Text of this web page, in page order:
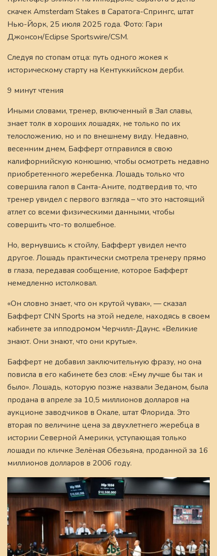
скачек Amsterdam Stakes в Саратога-Спрингс, штат
Нью-Йорк, 25 июля 2025 года. Фото: Гари
Джонсон/Eclipse Sportswire/CSM.
Следуя по стопам отца: путь одного жокея к
историческому старту на Кентуккийском дерби.
9 минут чтения
Иными словами, тренер, включенный в Зал славы,
знает толк в хороших лошадях, не только по их
телосложению, но и по внешнему виду. Недавно,
весенним днем, Бафферт отправился в свою
калифорнийскую конюшню, чтобы осмотреть недавно
приобретенного жеребенка. Лошадь только что
совершила галоп в Санта-Аните, подтвердив то, что
тренер увидел с первого взгляда – что это настоящий
атлет со всеми физическими данными, чтобы
совершить что-то волшебное.
Но, вернувшись к стойлу, Бафферт увидел нечто
другое. Лошадь практически смотрела тренеру прямо
в глаза, передавая сообщение, которое Бафферт
немедленно истолковал.
«Он словно знает, что он крутой чувак», — сказал
Бафферт CNN Sports на этой неделе, находясь в своем
кабинете за ипподромом Черчилл-Даунс. «Великие
знают. Они знают, что они крутые».
Бафферт не добавил заключительную фразу, но она
повисла в его кабинете без слов: «Ему лучше бы так и
было». Лошадь, которую позже назвали Зеданом, была
продана в апреле за 10,5 миллионов долларов на
аукционе заводчиков в Окале, штат Флорида. Это
вторая по величине цена за двухлетнего жеребца в
истории Северной Америки, уступающая только
лошади по кличке Зелёная Обезьяна, проданной за 16
миллионов долларов в 2006 году.